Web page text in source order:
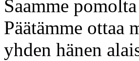
Saamme
Päätämme ottaa
yhden hänen